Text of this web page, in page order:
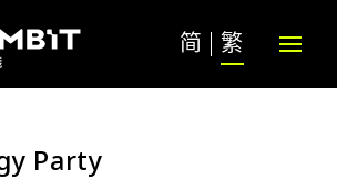
简 繁
Party